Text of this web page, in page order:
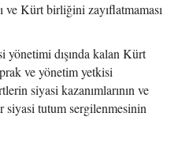
ve Kürt birliğini zayıflatmaması
dışında kalan Kürt
ve yönetim yetkisi
siyasi kazanımlarının ve
siyasi tutum sergilenmesinin